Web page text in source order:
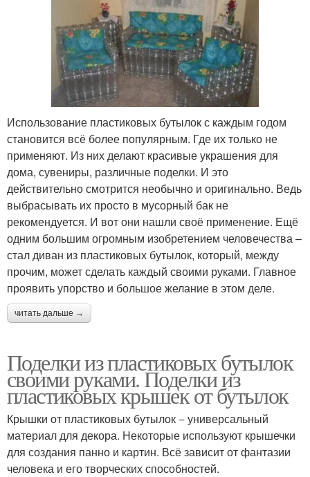
Цвета из пластиковых
бутылок
Цвета из бутылок
Бутылки для сада
Использование пластиковых бутылок с каждым годом
становится всё более популярным. Где их только не
применяют. Из них делают красивые украшения для
дома, сувениры, различные поделки. И это
действительно смотрится необычно и оригинально. Ведь
выбрасывать их просто в мусорный бак не
рекомендуется. И вот они нашли своё применение. Ещё
одним большим огромным изобретением человечества –
стал диван из пластиковых бутылок, который, между
прочим, может сделать каждый своими руками. Главное
проявить упорство и большое желание в этом деле.
читать дальше →
Поделки из пластиковых бутылок
своими руками. Поделки из
пластиковых крышек от бутылок
Крышки от пластиковых бутылок − универсальный
материал для декора. Некоторые используют крышечки
для создания панно и картин. Всё зависит от фантазии
человека и его творческих способностей.